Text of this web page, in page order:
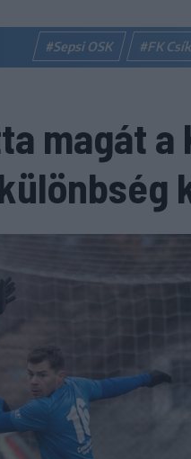
#Sepsi OSK #FK
magát a